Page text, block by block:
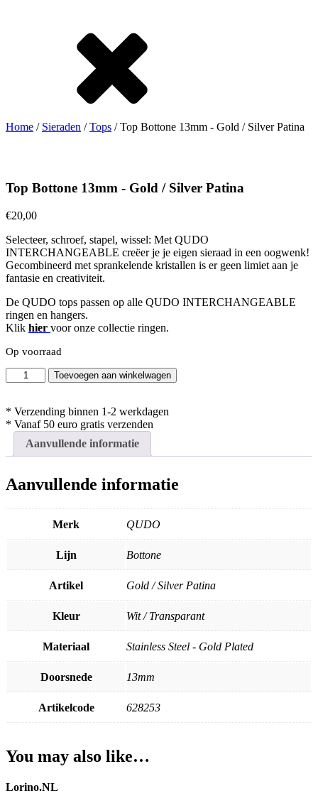
Home / Sieraden /Tops / Top Bottone 13mm - Gold / Silver Patina
Top Bottone 13mm - Gold / Silver Patina
€20,00
Selecteer, schroef, stapel, wissel: Met QUDO
INTERCHANGEABLE creëer je je eigen sieraad in een oogwenk!
Gecombineerd met sprankelende kristallen is er geen limiet aan je
fantasie en creativiteit.
De QUDO tops passen op alle QUDO INTERCHANGEABLE
ringen en hangers.
Klik hier voor onze collectie ringen.
Op voorraad
Bottone
-
Gold
Silver
aantal
Toevoegen aan winkelwagen
* Verzending binnen 1-2 werkdagen
* Vanaf 50 euro gratis verzenden
Aanvullende informatie
Aanvullende informatie
Merk QUDO
Lijn Bottone
Artikel Gold / Silver Patina
Kleur Wit / Transparant
Materiaal Stainless Steel - Gold Plated
Doorsnede 13mm
Artikelcode 628253
You may also like…
Lorino.NL